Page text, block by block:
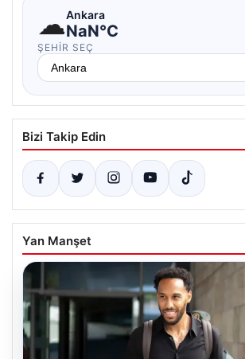
☁Ankara
NaN°C
ŞEHIR SEÇ
Bizi Takip Edin
Yan Manşet